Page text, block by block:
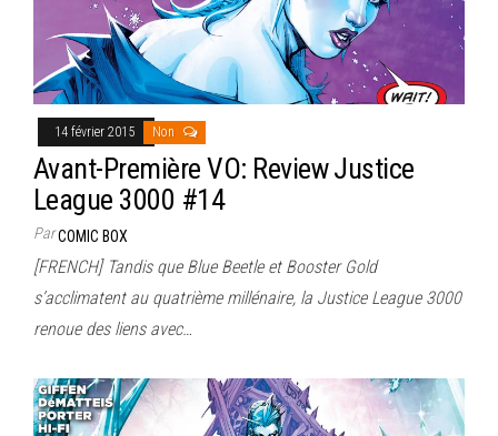
14 février 2015 Non
Avant-Première VO: Review Justice
League 3000 #14
ParCOMIC BOX
[FRENCH] Tandis que Blue Beetle et Booster Gold
s’acclimatent au quatrième millénaire, la Justice League 3000
renoue des liens avec…